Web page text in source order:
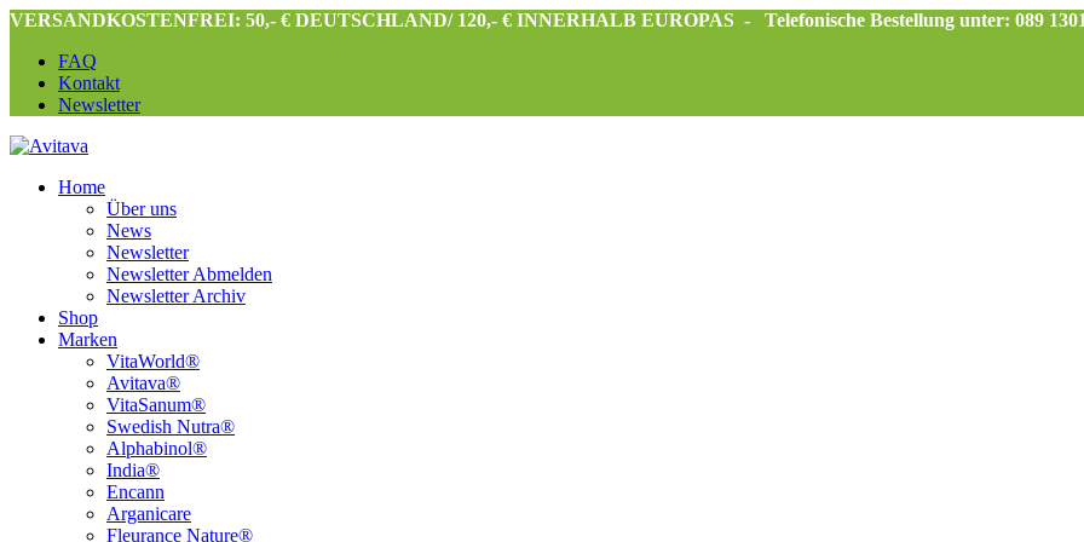
VERSANDKOSTENFREI: 50,- € DEUTSCHLAND/ 120,- € INNERHALB EUROPAS -
Telefonische Bestellung unter: 089
FAQ
Kontakt
Newsletter
Home
Über uns
News
Newsletter
Newsletter Abmelden
Newsletter Archiv
Shop
Marken
VitaWorld®
Avitava®
VitaSanum®
Swedish Nutra®
Alphabinol®
India®
Encann
Arganicare
Fleurance Nature®